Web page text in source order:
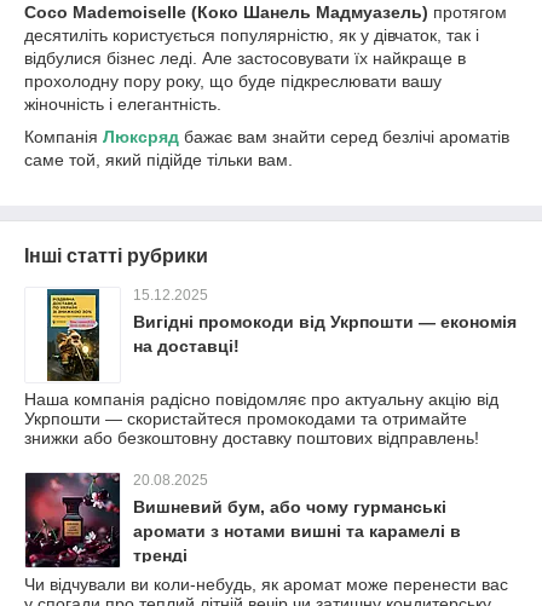
Coco Mademoiselle (Коко Шанель Мадмуазель) протягом
десятиліть користується популярністю, як у дівчаток, так і
відбулися бізнес леді. Але застосовувати їх найкраще в
прохолодну пору року, що буде підкреслювати вашу
жіночність і елегантність.
Компанія Люксряд бажає вам знайти серед безлічі ароматів
саме той, який підійде тільки вам.
Інші статті рубрики
15.12.2025
Вигідні промокоди від Укрпошти — економія
на доставці!
Наша компанія радісно повідомляє про актуальну акцію від
Укрпошти — скористайтеся промокодами та отримайте
знижки або безкоштовну доставку поштових відправлень!
20.08.2025
Вишневий бум, або чому гурманські
аромати з нотами вишні та карамелі в
тренді
Чи відчували ви коли-небудь, як аромат може перенести вас